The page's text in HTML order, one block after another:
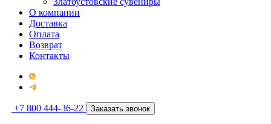
О компании
Доставка
Оплата
Возврат
Контакты
+7 800 444-36-22 Заказать звонок